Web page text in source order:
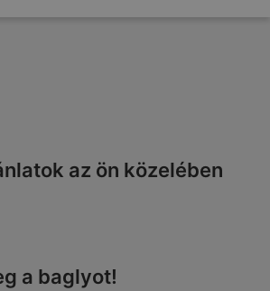
az ön közelében
a baglyot!